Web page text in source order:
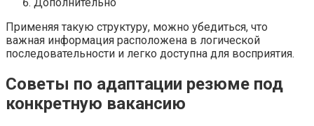
Применяя такую структуру, можно убедиться, что
важная информация расположена в логической
последовательности и легко доступна для восприятия.
Советы по адаптации резюме под
конкретную вакансию